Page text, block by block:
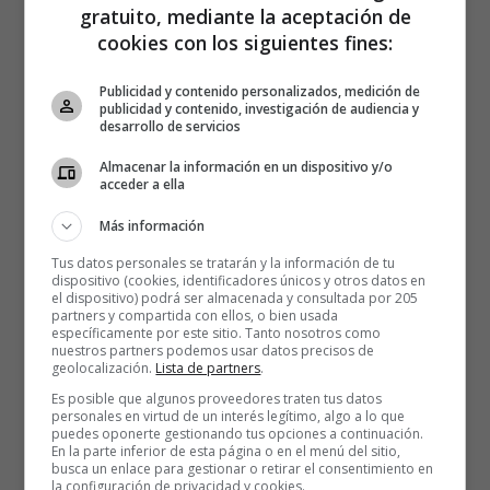
Influyentes libros fueron minando la oposición más
académica a que los animales fueran algo más que
gratuito, mediante la aceptación de
cookies con los siguientes fines:
Publicidad y contenido personalizados, medición de
publicidad y contenido, investigación de audiencia y
desarrollo de servicios
Almacenar la información en un dispositivo y/o
acceder a ella
Más información
Tus datos personales se tratarán y la información de tu
dispositivo (cookies, identificadores únicos y otros datos en
el dispositivo) podrá ser almacenada y consultada por 205
partners y compartida con ellos, o bien usada
específicamente por este sitio. Tanto nosotros como
nuestros partners podemos usar datos precisos de
geolocalización. Lista de partners.
Es posible que algunos proveedores traten tus datos
personales en virtud de un interés legítimo, algo a lo que
puedes oponerte gestionando tus opciones a continuación.
En la parte inferior de esta página o en el menú del sitio,
busca un enlace para gestionar o retirar el consentimiento en
la configuración de privacidad y cookies.